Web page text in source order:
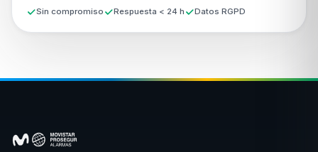
Sin compromiso Respuesta < 24 h Datos RGPD